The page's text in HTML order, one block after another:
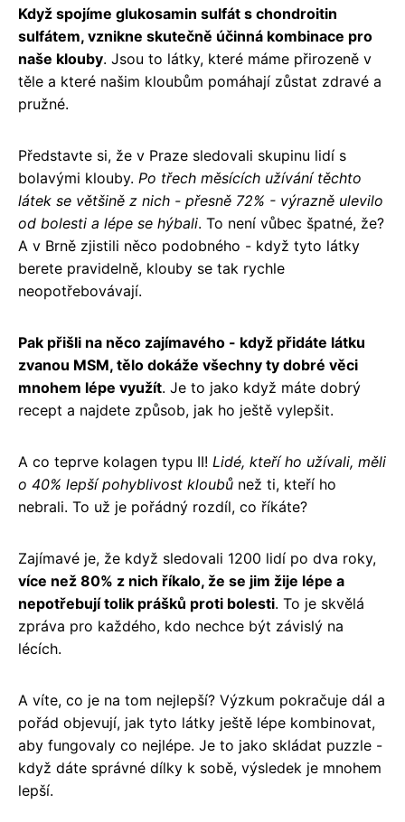
Když spojíme glukosamin sulfát s chondroitin
sulfátem, vznikne skutečně účinná kombinace pro
naše klouby. Jsou to látky, které máme přirozeně v
těle a které našim kloubům pomáhají zůstat zdravé a
pružné.
Představte si, že v Praze sledovali skupinu lidí s
bolavými klouby. Po třech měsících užívání těchto
látek se většině z nich - přesně 72% - výrazně ulevilo
od bolesti a lépe se hýbali. To není vůbec špatné, že?
A v Brně zjistili něco podobného - když tyto látky
berete pravidelně, klouby se tak rychle
neopotřebovávají.
Pak přišli na něco zajímavého - když přidáte látku
zvanou MSM, tělo dokáže všechny ty dobré věci
mnohem lépe využít. Je to jako když máte dobrý
recept a najdete způsob, jak ho ještě vylepšit.
A co teprve kolagen typu II! Lidé, kteří ho užívali, měli
o 40% lepší pohyblivost kloubů než ti, kteří ho
nebrali. To už je pořádný rozdíl, co říkáte?
Zajímavé je, že když sledovali 1200 lidí po dva roky,
více než 80% z nich říkalo, že se jim žije lépe a
nepotřebují tolik prášků proti bolesti. To je skvělá
zpráva pro každého, kdo nechce být závislý na
lécích.
A víte, co je na tom nejlepší? Výzkum pokračuje dál a
pořád objevují, jak tyto látky ještě lépe kombinovat,
aby fungovaly co nejlépe. Je to jako skládat puzzle -
když dáte správné dílky k sobě, výsledek je mnohem
lepší.